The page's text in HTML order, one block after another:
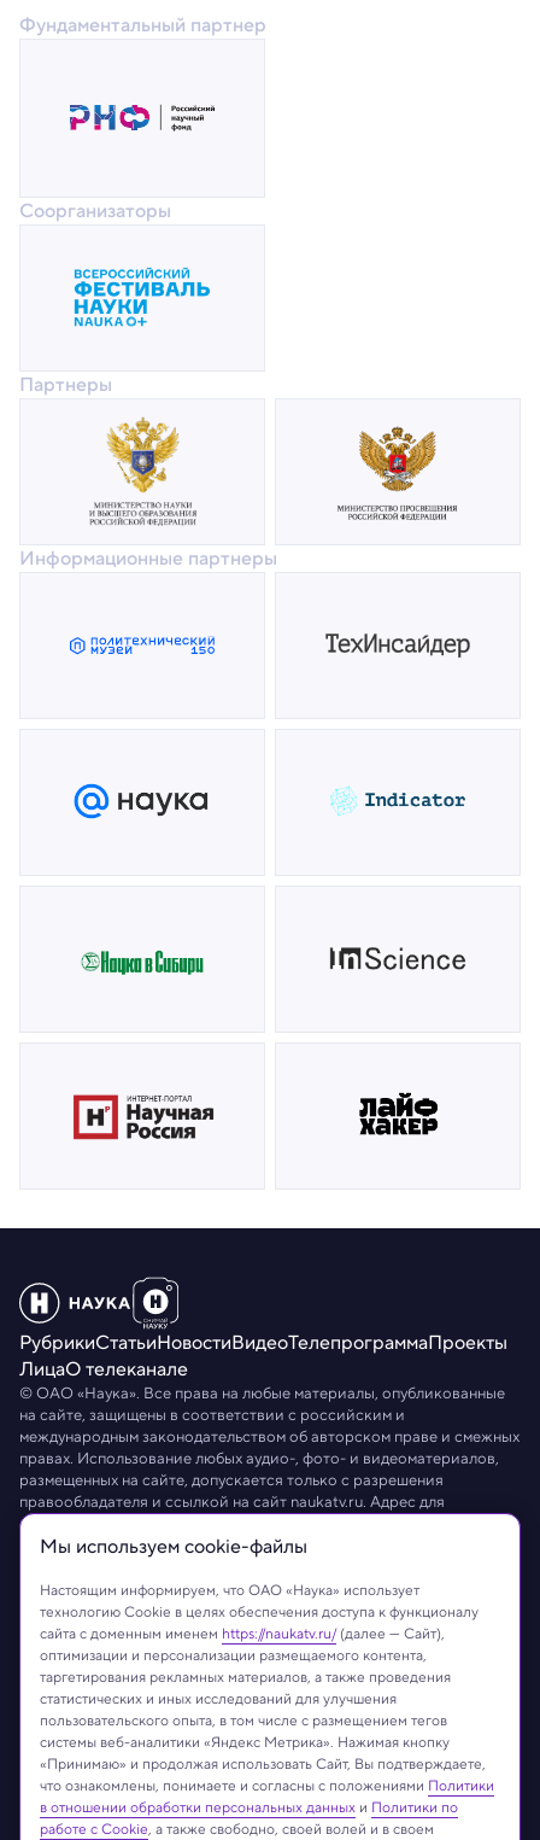
Фундаментальный партнер
Соорганизаторы
Партнеры
Информационные партнеры
РубрикиСтатьиНовостиВидеоТелепрограммаПроекты
ЛицаО телеканале
© ОАО «Наука». Все права на любые материалы, опубликованные
на сайте, защищены в соответствии с российским и
международным законодательством об авторском праве и смежных
правах. Использование любых аудио-, фото- и видеоматериалов,
размещенных на сайте, допускается только с разрешения
правообладателя и ссылкой на сайт naukatv.ru. Адрес для
направления юридически значимых сообщений:
Обработка персональных данныхРабота с cookie-файлами
Мы используем сookie-файлы
Настоящим информируем, что ОАО «Наука» использует
технологию Cookie в целях обеспечения доступа к функционалу
сайта с доменным именем https://naukatv.ru/(далее — Сайт),
оптимизации и персонализации размещаемого контента,
таргетирования рекламных материалов, а также проведения
статистических и иных исследований для улучшения
пользовательского опыта, в том числе с размещением тегов
системы веб-аналитики «Яндекс Метрика». Нажимая кнопку
«Принимаю» и продолжая использовать Сайт, Вы подтверждаете,
что ознакомлены, понимаете и согласны с положениями Политики
в отношении обработки персональных данных и Политики по
работе с Cookie, а также свободно, своей волей и в своем